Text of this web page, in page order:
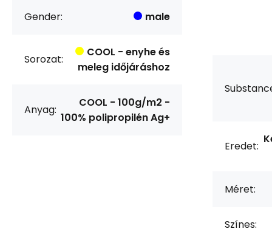
Gender: male
Sorozat:
COOL - enyhe és
meleg időjáráshoz
Anyag:
COOL - 100g/m2 -
100% polipropilén Ag+
Eredet:
Méret:
Színes: